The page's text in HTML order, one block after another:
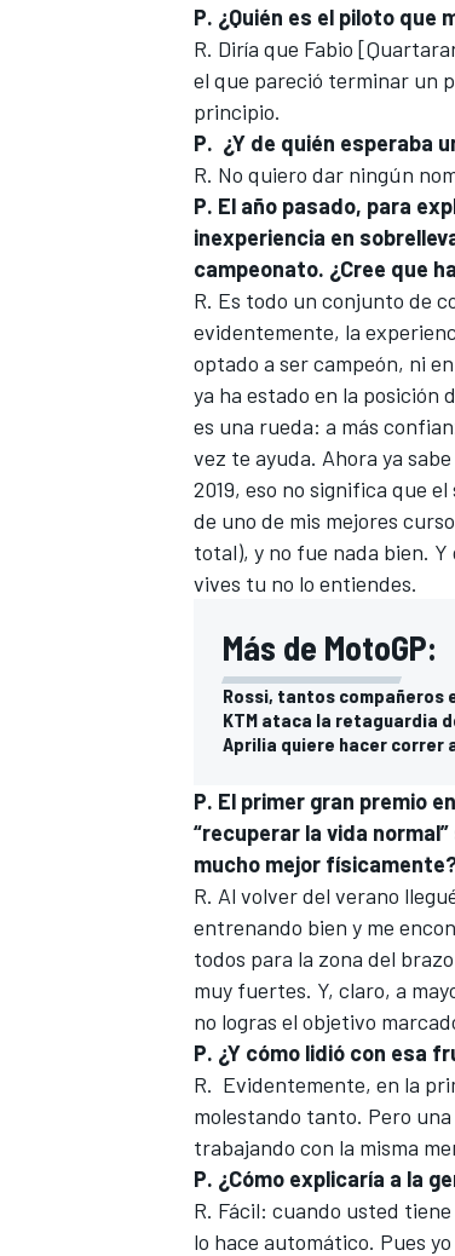
MÁS CATEGORÍAS
P. ¿Quién es el piloto que
R. Diría que Fabio
el que pareció terminar un
principio.
P. ¿Y de quién esperaba
R. No quiero dar ningún
P. El año pasado, para
inexperiencia en
campeonato. ¿Cree que
R. Es todo un conjunto de
evidentemente, la
optado a ser campeón, ni en
ya ha estado en la posición
es una rueda: a más
vez te ayuda. Ahora ya
2019, eso no significa que
de uno de mis mejores
total), y no fue nada bien. Y
vives tu no lo entiendes.
Más de MotoGP:
Rossi, tantos compañeros
KTM ataca la retaguardia
Aprilia quiere hacer correr
P. El primer gran premio
“recuperar la vida
mucho mejor
R. Al volver del verano
entrenando bien y me
todos para la zona del
muy fuertes. Y, claro, a
no logras el objetivo
P. ¿Y cómo lidió con esa
R. Evidentemente, en la
molestando tanto. Pero
trabajando con la misma
P. ¿Cómo explicaría a la
R. Fácil: cuando usted
lo hace automático. Pues